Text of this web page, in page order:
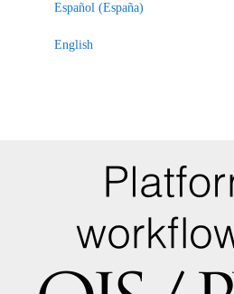
Español (España)
English